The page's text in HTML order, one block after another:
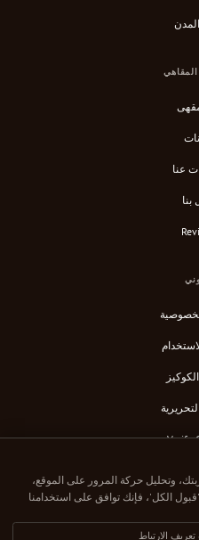
عنا
بنا
Verify
وتحليل حركة المرور على الموقع،
الكل'، فإنك توافق على استخدامنا
الارتباط